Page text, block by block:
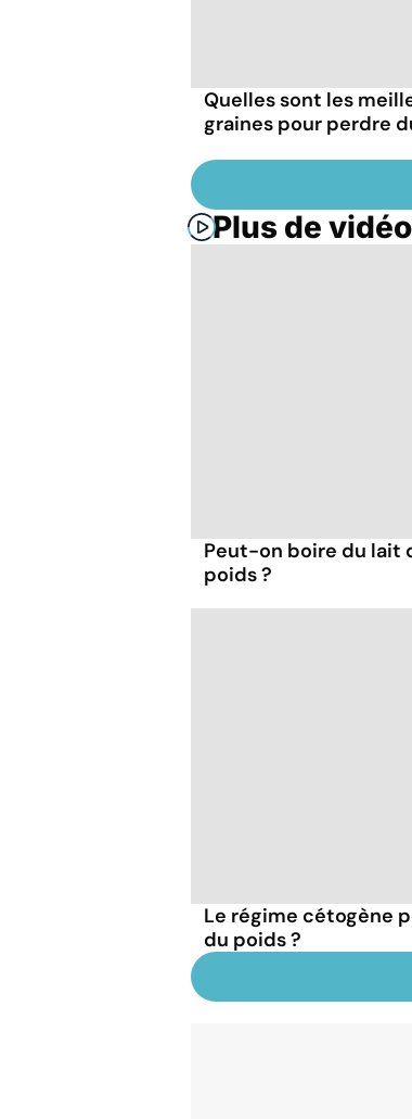
Quelles sont les
graines pour perdre
Plus de
Peut-on boire du lait
poids ?
Le régime cétogène
du poids ?